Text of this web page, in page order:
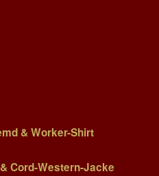
& Worker-Shirt
Cord-Western-Jacke